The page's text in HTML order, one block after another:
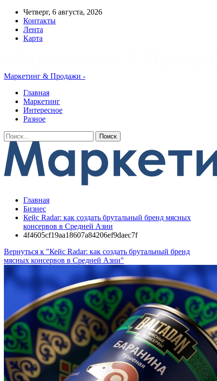
Четверг, 6 августа, 2026
Контакты
Лента
Карта
Маркетинг & Продажи -
Главная
Маркетинг
Интересное
Разное
Главная
Бизнес
Кейс Radar: как создать брутальный бренд мясных
консервов в Средней Азии
4f4605cf19aa18607a84206ef9daec7f
Вернуться к "Кейс Radar: как создать брутальный бренд
мясных консервов в Средней Азии"